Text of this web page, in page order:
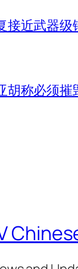
接近武器级
胡称必须